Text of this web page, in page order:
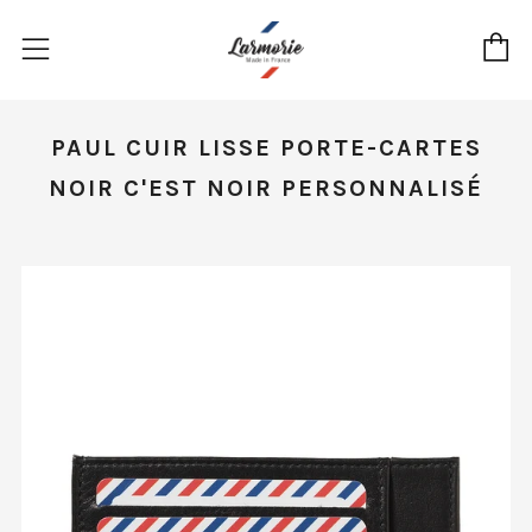
Menu
PAUL CUIR LISSE PORTE-CARTES
NOIR C'EST NOIR PERSONNALISÉ